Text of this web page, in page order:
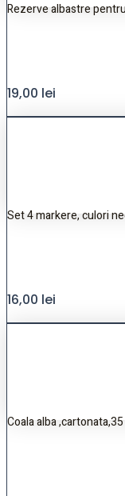
Rezerve albastre
19,00 lei
Set 4 markere, culori
16,00 lei
Coala alba